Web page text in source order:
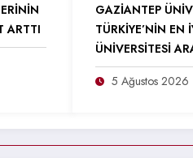
ARTTI
GAZİANTEP
TÜRKİYE’NİN EN
ÜNİVERSİTESİ
5 Ağustos 2026